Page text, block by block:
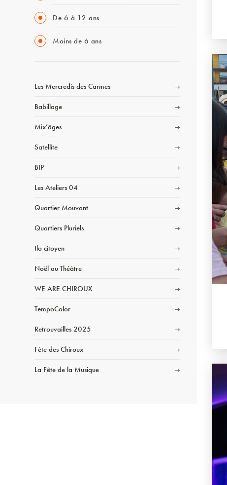
De 6 à 12 ans
Moins de 6 ans
Les Mercredis des Carmes
Babillage
Mix’âges
Satellite
BIP
Les Ateliers 04
Quartier Mouvant
Quartiers Pluriels
Ilo citoyen
Noël au Théâtre
WE ARE CHIROUX
TempoColor
Retrouvailles 2025
Fête des Chiroux
La Fête de la Musique